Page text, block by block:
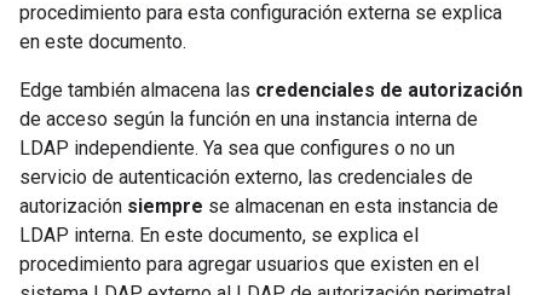
procedimiento para esta configuración externa se explica
en este documento.
Edge también almacena las credenciales de autorización
de acceso según la función en una instancia interna de
LDAP independiente. Ya sea que configures o no un
servicio de autenticación externo, las credenciales de
autorización siempre se almacenan en esta instancia de
LDAP interna. En este documento, se explica el
procedimiento para agregar usuarios que existen en el